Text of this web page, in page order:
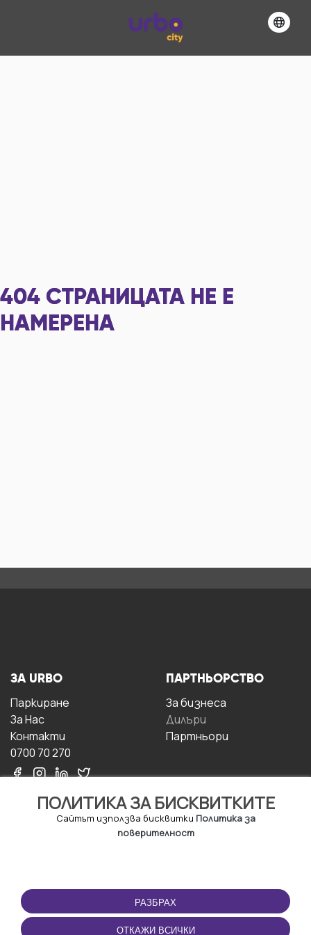
404 СТРАНИЦАТА НЕ Е
НАМЕРЕНА
ПОЛИТИКА ЗА БИСКВИТКИТЕ
Сайтът използва бисквитки Политика за
поверителност
РАЗБРАХ
ОТКАЖИ ВСИЧКИ
ЗА URBO
Паркиране
За Hас
Контакти
0700 70 270
ПАРТНЬОРСТВО
За бизнесa
Дилъри
Партньори
ПОЛЗВАНЕ
Правила и условия за
ползване
ПРИЛОЖЕНИЕТО